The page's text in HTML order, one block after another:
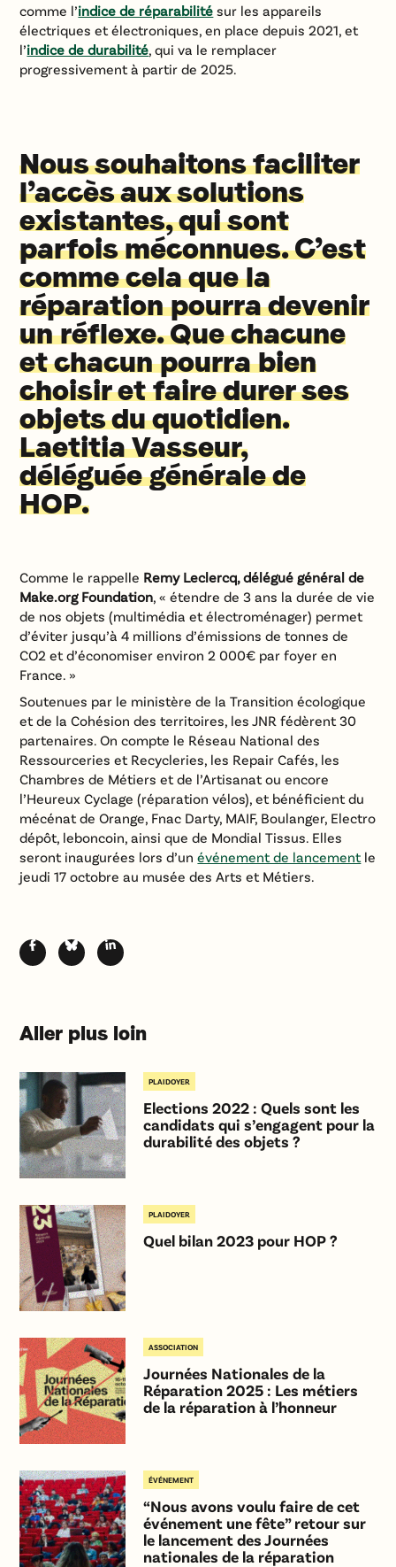
comme l’indice de réparabilité sur les appareils
électriques et électroniques, en place depuis 2021, et
l’indice de durabilité , qui va le remplacer
progressivement à partir de 2025.
Nous souhaitons faciliter
l’accès aux solutions
existantes, qui sont
parfois méconnues. C’est
comme cela que la
réparation pourra devenir
un réflexe. Que chacune
et chacun pourra bien
choisir et faire durer ses
objets du quotidien.
Laetitia Vasseur,
déléguée générale de
HOP.
Comme le rappelle Remy Leclercq, délégué général de
Make.org Foundation , « étendre de 3 ans la durée de vie
de nos objets (multimédia et électroménager) permet
d’éviter jusqu’à 4 millions d’émissions de tonnes de
CO2 et d’économiser environ 2 000€ par foyer en
France. »
Soutenues par le ministère de la Transition écologique
et de la Cohésion des territoires, les JNR fédèrent 30
partenaires. On compte le Réseau National des
Ressourceries et Recycleries, les Repair Cafés, les
Chambres de Métiers et de l’Artisanat ou encore
l’Heureux Cyclage (réparation vélos), et bénéficient du
mécénat de Orange, Fnac Darty, MAIF, Boulanger, Electro
dépôt, leboncoin, ainsi que de Mondial Tissus. Elles
seront inaugurées lors d’unévénement de lancement le
jeudi 17 octobre au musée des Arts et Métiers.
Aller plus loin
PLAIDOYER
Elections 2022 : Quels sont les
candidats qui s’engagent pour la
durabilité des objets ?
PLAIDOYER
Quel bilan 2023 pour HOP ?
ASSOCIATION
Journées Nationales de la
Réparation 2025 : Les métiers
de la réparation à l’honneur
ÉVÉNEMENT
“Nous avons voulu faire de cet
événement une fête” retour sur
le lancement des Journées
nationales de la réparation